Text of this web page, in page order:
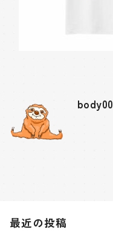
body00
最近の投稿